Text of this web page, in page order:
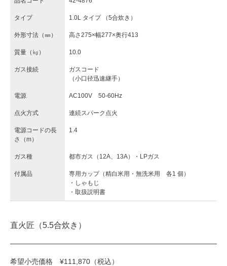
タイプ 1.0L タイプ （5合炊き）
外形寸法（㎜） 高さ275×幅277×奥行413
質量（㎏） 10.0
ガス接続
ガスコード
（小口径迅速継手）
電源 AC100V 50-60Hz
点火方式 連続スパーク点火
電源コードの長
さ（m）
1.4
ガス種 都市ガス（12A、13A）・LPガス
付属品
専用カップ（精白米用・無洗米用 各1 個）
・しゃもじ
・取扱説明書
直火匠（5.5合炊き）
希望小売価格 ¥111,870（税込）